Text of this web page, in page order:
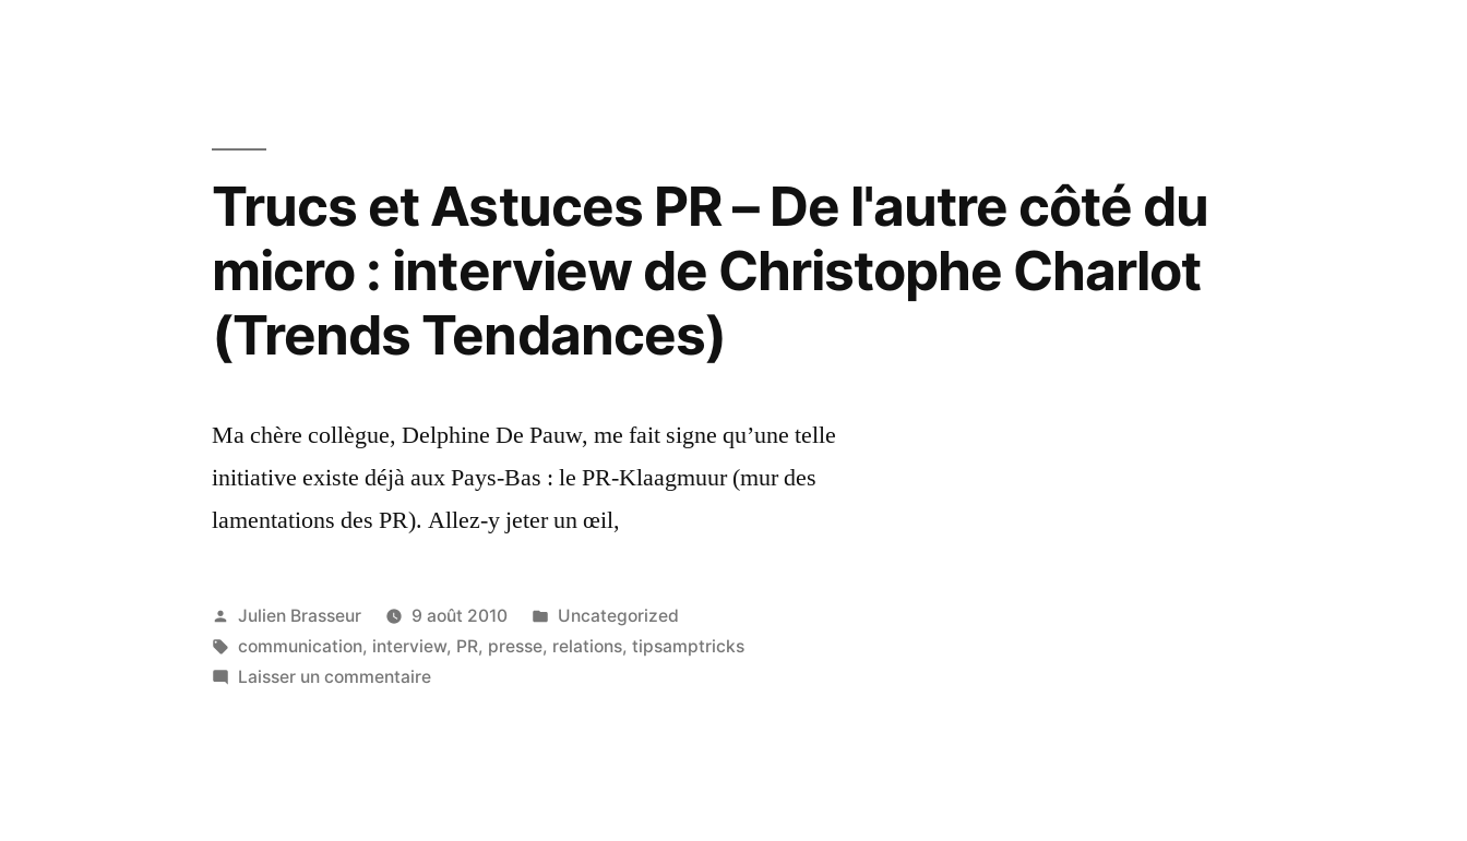
contenu…
et
de
trafic
Trucs et Astuces PR – De l'autre côté du
micro : interview de Christophe Charlot
(Trends Tendances)
Ma chère collègue, Delphine De Pauw, me fait signe qu’une telle
initiative existe déjà aux Pays-Bas : le PR-Klaagmuur (mur des
lamentations des PR). Allez-y jeter un œil,
Publié
par
Julien Brasseur 9 août 2010
Publié
dans
Uncategorized
Étiquettes :
communication, interview, PR, presse, relations,tipsamptricks
Laisser un commentairesur